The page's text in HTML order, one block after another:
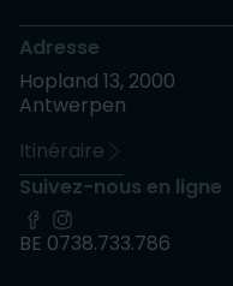
Adresse
Hopland 13, 2000
Antwerpen
Itinéraire
Suivez-nous en ligne
BE 0738.733.786